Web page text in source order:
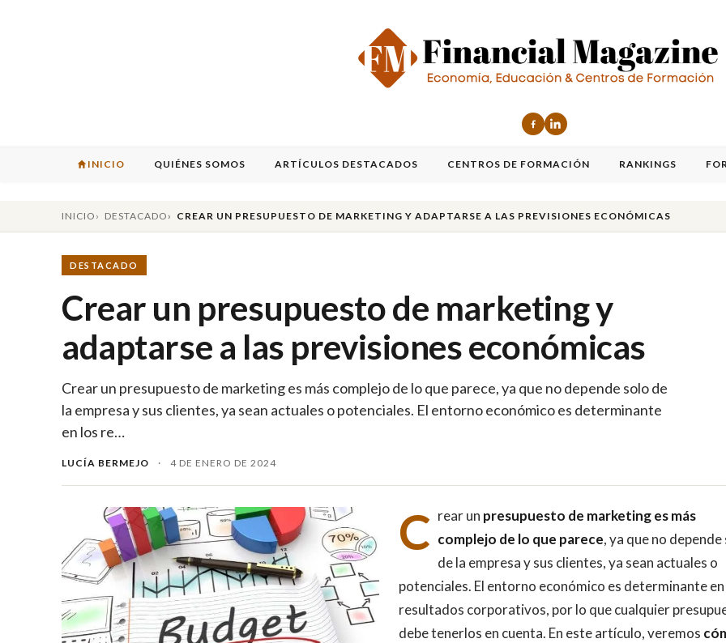
INICIO QUIÉNES SOMOS ARTÍCULOS DESTACADOS CENTROS DE FORMACIÓN RANKINGS
INICIO DESTACADO CREAR UN PRESUPUESTO DE MARKETING Y ADAPTARSE A LAS PREVISIONES ECONÓMICAS
DESTACADO
Crear un presupuesto de marketing y
adaptarse a las previsiones económicas
Crear un presupuesto de marketing es más complejo de lo que parece, ya que no depende solo de
la empresa y sus clientes, ya sean actuales o potenciales. El entorno económico es determinante
en los re…
LUCÍA BERMEJO · 4 DE ENERO DE 2024
C rear un presupuesto de marketing es más
complejo de lo que parece, ya que no
de la empresa y sus clientes, ya sean actuales o
potenciales. El entorno económico es determinante
resultados corporativos, por lo que cualquier
debe tenerlos en cuenta. En este artículo, veremos